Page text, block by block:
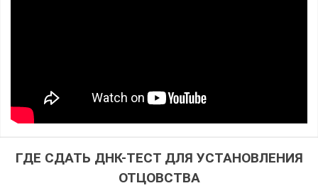
ГДЕ СДАТЬ ДНК-ТЕСТ ДЛЯ УСТАНОВЛЕНИЯ
ОТЦОВСТВА